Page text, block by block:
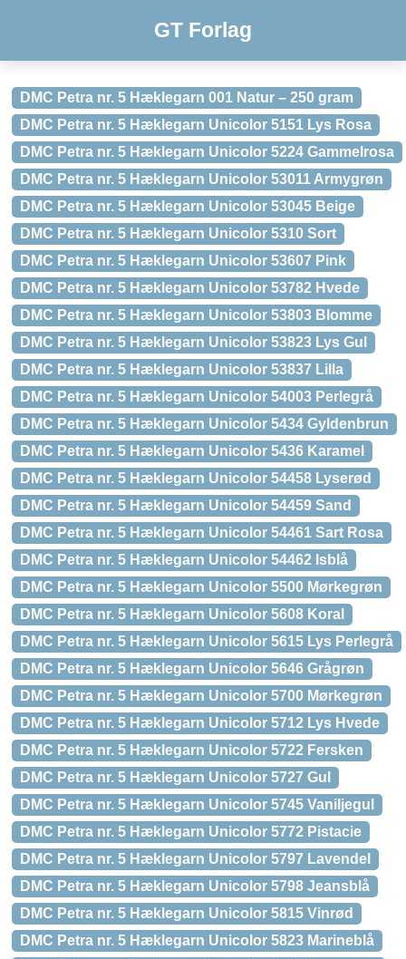
GT Forlag
DMC Petra nr. 5 Hæklegarn 001 Natur – 250 gram
DMC Petra nr. 5 Hæklegarn Unicolor 5151 Lys Rosa
DMC Petra nr. 5 Hæklegarn Unicolor 5224 Gammelrosa
DMC Petra nr. 5 Hæklegarn Unicolor 53011 Armygrøn
DMC Petra nr. 5 Hæklegarn Unicolor 53045 Beige
DMC Petra nr. 5 Hæklegarn Unicolor 5310 Sort
DMC Petra nr. 5 Hæklegarn Unicolor 53607 Pink
DMC Petra nr. 5 Hæklegarn Unicolor 53782 Hvede
DMC Petra nr. 5 Hæklegarn Unicolor 53803 Blomme
DMC Petra nr. 5 Hæklegarn Unicolor 53823 Lys Gul
DMC Petra nr. 5 Hæklegarn Unicolor 53837 Lilla
DMC Petra nr. 5 Hæklegarn Unicolor 54003 Perlegrå
DMC Petra nr. 5 Hæklegarn Unicolor 5434 Gyldenbrun
DMC Petra nr. 5 Hæklegarn Unicolor 5436 Karamel
DMC Petra nr. 5 Hæklegarn Unicolor 54458 Lyserød
DMC Petra nr. 5 Hæklegarn Unicolor 54459 Sand
DMC Petra nr. 5 Hæklegarn Unicolor 54461 Sart Rosa
DMC Petra nr. 5 Hæklegarn Unicolor 54462 Isblå
DMC Petra nr. 5 Hæklegarn Unicolor 5500 Mørkegrøn
DMC Petra nr. 5 Hæklegarn Unicolor 5608 Koral
DMC Petra nr. 5 Hæklegarn Unicolor 5615 Lys Perlegrå
DMC Petra nr. 5 Hæklegarn Unicolor 5646 Grågrøn
DMC Petra nr. 5 Hæklegarn Unicolor 5700 Mørkegrøn
DMC Petra nr. 5 Hæklegarn Unicolor 5712 Lys Hvede
DMC Petra nr. 5 Hæklegarn Unicolor 5722 Fersken
DMC Petra nr. 5 Hæklegarn Unicolor 5727 Gul
DMC Petra nr. 5 Hæklegarn Unicolor 5745 Vaniljegul
DMC Petra nr. 5 Hæklegarn Unicolor 5772 Pistacie
DMC Petra nr. 5 Hæklegarn Unicolor 5797 Lavendel
DMC Petra nr. 5 Hæklegarn Unicolor 5798 Jeansblå
DMC Petra nr. 5 Hæklegarn Unicolor 5815 Vinrød
DMC Petra nr. 5 Hæklegarn Unicolor 5823 Marineblå